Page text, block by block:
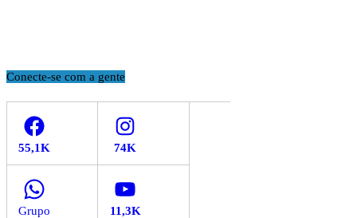
Conecte-se com a gente
Facebook Instagram
WhatsApp YouTube